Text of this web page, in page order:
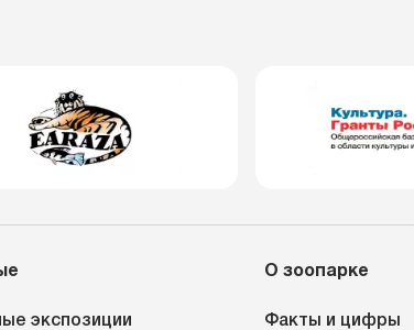
экспозиции
О зоопарке
Факты и цифры